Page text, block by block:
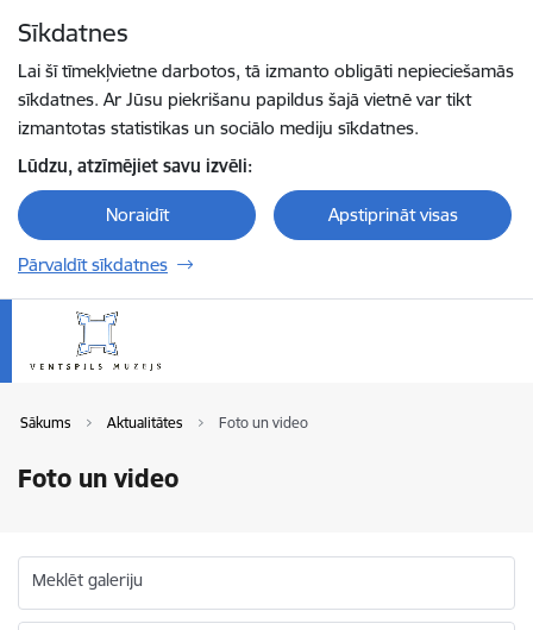
Sīkdatnes
Lai šī tīmekļvietne darbotos, tā izmanto obligāti nepieciešamās
sīkdatnes. Ar Jūsu piekrišanu papildus šajā vietnē var tikt
izmantotas statistikas un sociālo mediju sīkdatnes.
Lūdzu, atzīmējiet savu izvēli:
Noraidīt Apstiprināt visas
Pārvaldīt sīkdatnes
Sākums Aktualitātes Foto un video
Foto un video
Meklēt galeriju